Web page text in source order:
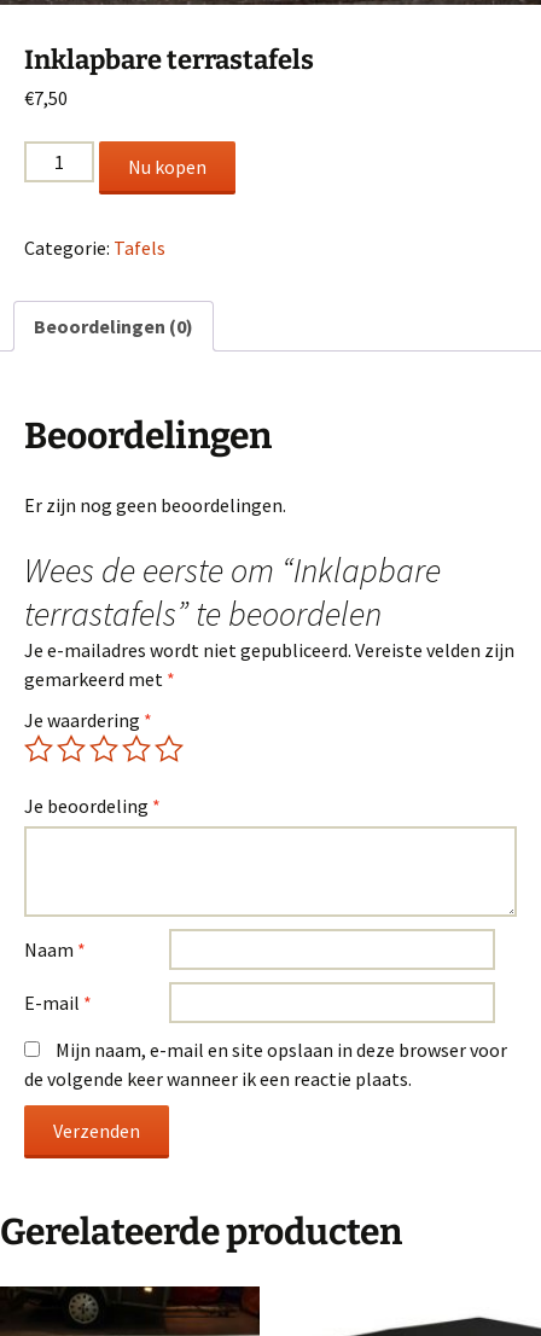
Inklapbare terrastafels
€7,50
Inklapbare
terrastafels
Nu kopen
Categorie: Tafels
Beoordelingen (0)
Beoordelingen
Er zijn nog geen beoordelingen.
Wees de eerste om “Inklapbare
terrastafels” te beoordelen
Je e-mailadres wordt niet gepubliceerd. Vereiste velden zijn
gemarkeerd met *
Je waardering *
Je beoordeling *
Naam *
E-mail *
Mijn naam, e-mail en site opslaan in deze browser voor
de volgende keer wanneer ik een reactie plaats.
Gerelateerde producten